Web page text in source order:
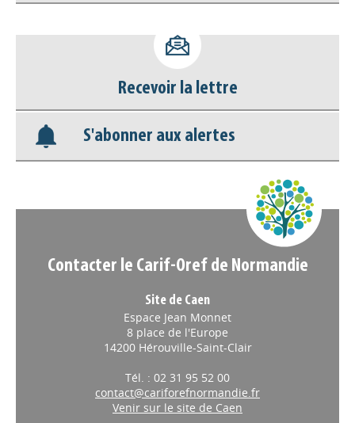
déconnecter)
Base documentaire
Nos veilles Scoop.it
Recevoir la lettre
S'abonner aux alertes
Contacter le Carif-Oref de Normandie
Site de Caen
Espace Jean Monnet
8 place de l'Europe
14200 Hérouville-Saint-Clair
Tél. : 02 31 95 52 00
contact@cariforefnormandie.fr
Venir sur le site de Caen